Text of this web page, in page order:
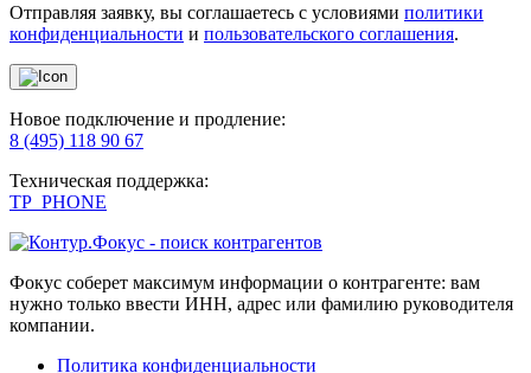
Отправляя заявку, вы соглашаетесь с условиями политики
конфиденциальности и пользовательского соглашения.
Новое подключение и продление:
8 (495) 118 90 67
Техническая поддержка:
TP_PHONE
Фокус соберет максимум информации о контрагенте: вам
нужно только ввести ИНН, адрес или фамилию руководителя
компании.
Политика конфиденциальности